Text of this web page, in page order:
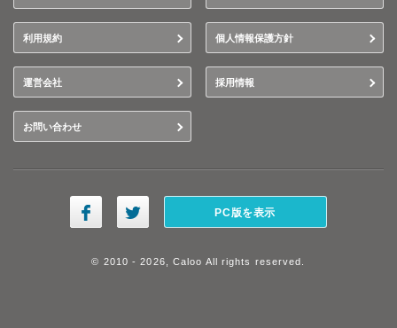
利用規約 個人情報保護方針
運営会社 採用情報
お問い合わせ
PC版を表示
© 2010 - 2026, Caloo All rights reserved.